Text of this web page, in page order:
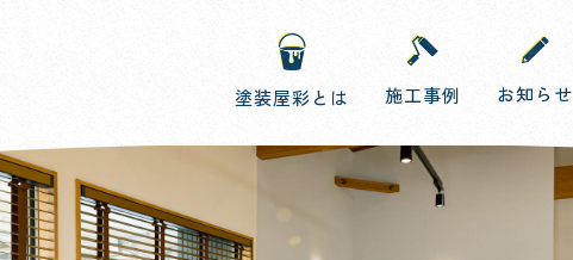
塗装屋彩とは 施工事例 お知らせ